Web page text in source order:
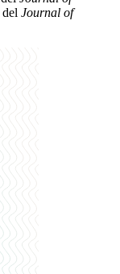
del Journal of